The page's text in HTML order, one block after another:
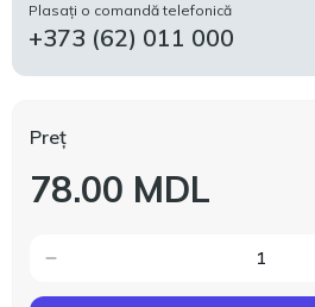
Plasați o comandă telefonică
+373 (62) 011 000
Preț
78.00 MDL